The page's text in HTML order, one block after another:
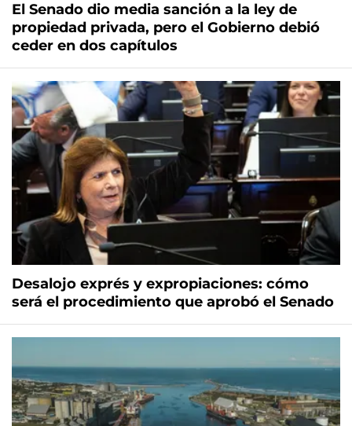
El Senado dio media sanción a la ley de
propiedad privada, pero el Gobierno debió
ceder en dos capítulos
Desalojo exprés y expropiaciones: cómo
será el procedimiento que aprobó el Senado